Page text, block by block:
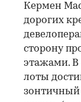
Кермен
дорогих
сторону
этажами. В
лоты
зонтичный